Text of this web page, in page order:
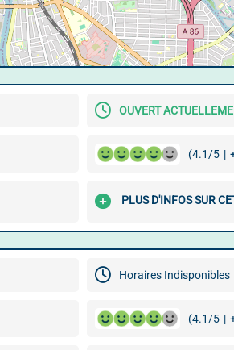
OUVERT
(4.1/5 |
PLUS D'INFOS SUR
Horaires Indisponibles
(4.1/5 |